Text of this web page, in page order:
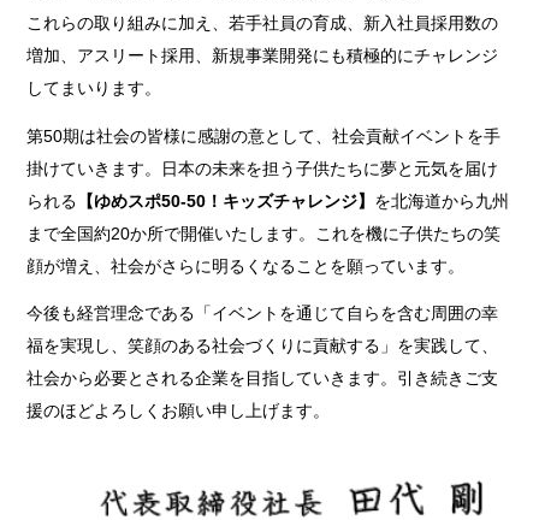
これらの取り組みに加え、若手社員の育成、新入社員採用数の
増加、アスリート採用、新規事業開発にも積極的にチャレンジ
してまいります。
第50期は社会の皆様に感謝の意として、社会貢献イベントを手
掛けていきます。日本の未来を担う子供たちに夢と元気を届け
られる 【ゆめスポ50-50！キッズチャレンジ】 を北海道から九州
まで全国約20か所で開催いたします。これを機に子供たちの笑
顔が増え、社会がさらに明るくなることを願っています。
今後も経営理念である「イベントを通じて自らを含む周囲の幸
福を実現し、笑顔のある社会づくりに貢献する」を実践して、
社会から必要とされる企業を目指していきます。引き続きご支
援のほどよろしくお願い申し上げます。